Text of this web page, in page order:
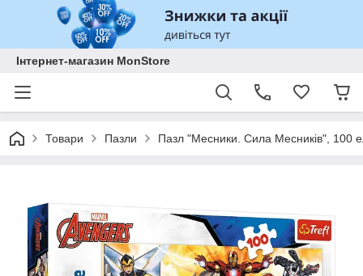
Інтернет-магазин MonStore
Товари Пазли Пазл "Месники. Сила Месників", 100